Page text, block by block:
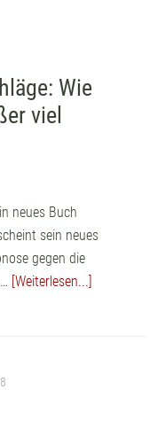
Wie
viel
neues Buch
sein neues
gegen die
[Weiterlesen...]